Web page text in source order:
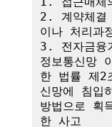
2. 계약체결
이나 처리과
3. 전자금융
정보통신망
한 법률 제2
신망에 침입
방법으로 획
한 사고